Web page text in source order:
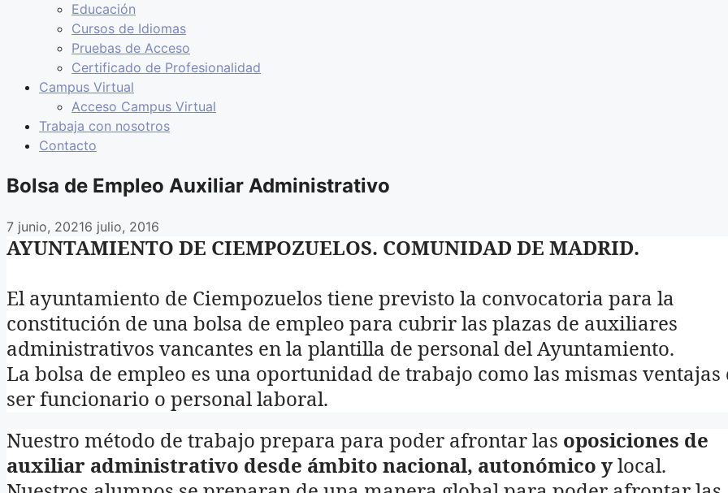
Educación
Cursos de Idiomas
Pruebas de Acceso
Certificado de Profesionalidad
Campus Virtual
Acceso Campus Virtual
Trabaja con nosotros
Contacto
Bolsa de Empleo Auxiliar Administrativo
7 junio, 20216 julio, 2016
AYUNTAMIENTO DE CIEMPOZUELOS. COMUNIDAD DE MADRID.
El ayuntamiento de Ciempozuelos tiene previsto la convocatoria para la
constitución de una bolsa de empleo para cubrir las plazas de auxiliares
administrativos vancantes en la plantilla de personal del Ayuntamiento.
La bolsa de empleo es una oportunidad de trabajo como las mismas ventajas
ser funcionario o personal laboral.
Nuestro método de trabajo prepara para poder afrontar las oposiciones de
auxiliar administrativo desde ámbito nacional, autonómico ylocal.